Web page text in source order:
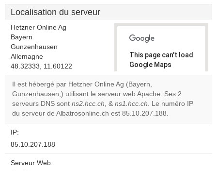
Localisation du serveur
Hetzner Online Ag
Bayern
Gunzenhausen
Allemagne
48.32333, 11.60122
This page can't load
Google Maps
correctly.
Do you
own this
website?
OK
Il est hébergé par Hetzner Online Ag (Bayern,
Gunzenhausen,) utilisant le serveur web Apache. Ses 2
serveurs DNS sont ns2.hcc.ch, & ns1.hcc.ch. Le numéro IP
du serveur de Albatrosonline.ch est 85.10.207.188.
IP:
85.10.207.188
Serveur Web: